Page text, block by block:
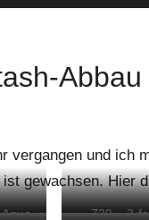
Abbau
vergangen und ich
gewachsen. Hier
739 – 3-